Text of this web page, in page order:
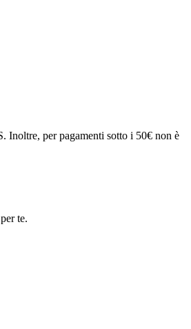
Inoltre, per pagamenti sotto i 50€ non è
te.